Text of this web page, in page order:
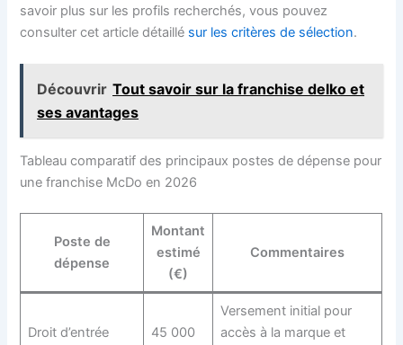
savoir plus sur les profils recherchés, vous pouvez
consulter cet article détaillé sur les critères de sélection.
Découvrir Tout savoir sur la franchise delko et
ses avantages
Tableau comparatif des principaux postes de dépense pour
une franchise McDo en 2026
Poste de
dépense
Montant
estimé
(€)
Commentaires
Droit d’entrée 45 000
Versement initial pour
accès à la marque et